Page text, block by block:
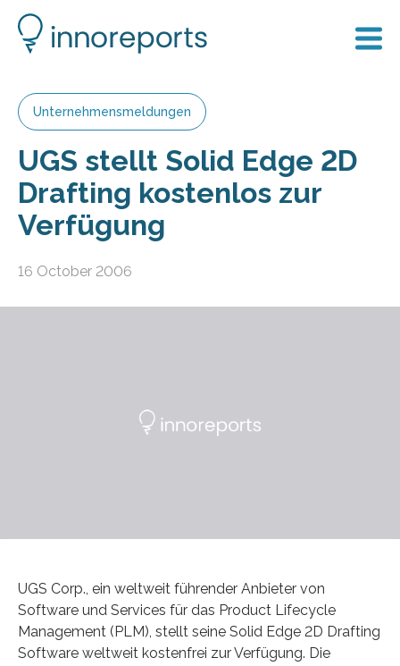
Unternehmensmeldungen
UGS stellt Solid Edge 2D
Drafting kostenlos zur
Verfügung
16 October 2006
UGS Corp., ein weltweit führender Anbieter von
Software und Services für das Product Lifecycle
Management (PLM), stellt seine Solid Edge 2D Drafting
Software weltweit kostenfrei zur Verfügung. Die